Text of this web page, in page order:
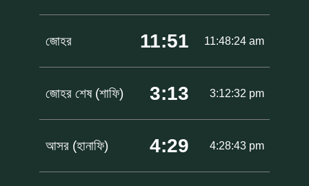
জোহর 11:51 11:48:24 am
জোহর শেষ (শাফি) 3:13 3:12:32 pm
আসর (হানাফি) 4:29 4:28:43 pm